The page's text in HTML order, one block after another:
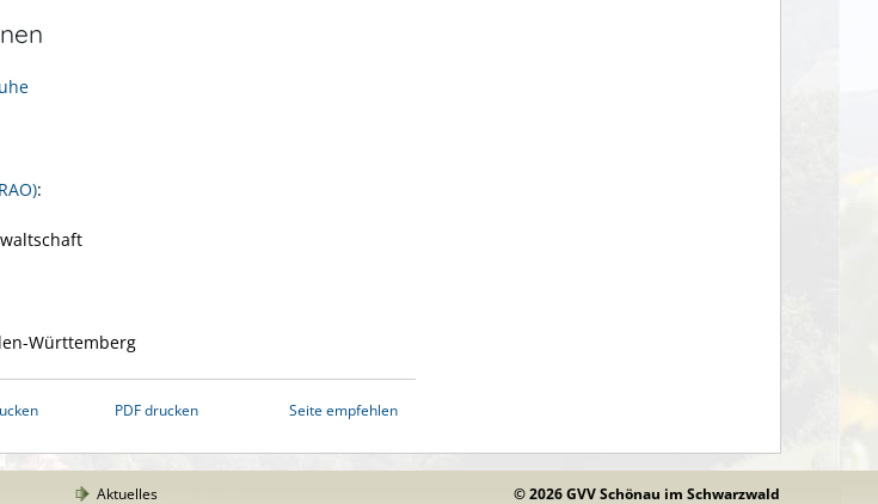
:
Württemberg
PDF drucken Seite empfehlen
Aktuelles © 2026 GVV Schönau im Schwarzwald